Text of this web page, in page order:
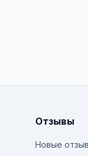
Отзывы
Новые